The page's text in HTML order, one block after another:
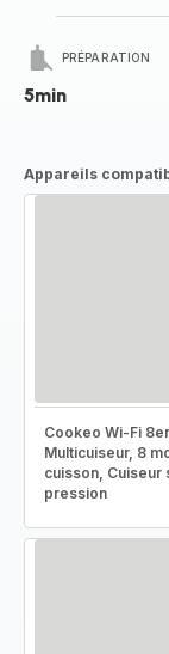
PRÉPARATION
5min
Appareils
Cookeo Wi-Fi
Multicuiseur, 8
cuisson, Cuiseur
pression